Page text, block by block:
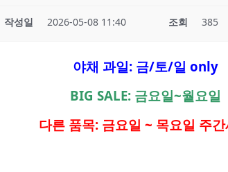
작성일 2026-05-08 11:40 조회 385
야채 과일: 금/토/일 only
BIG SALE: 금요일~월요일
다른 품목: 금요일 ~ 목요일 주